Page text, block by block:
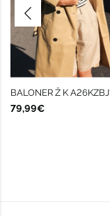
BALONER Ž K
79,99€